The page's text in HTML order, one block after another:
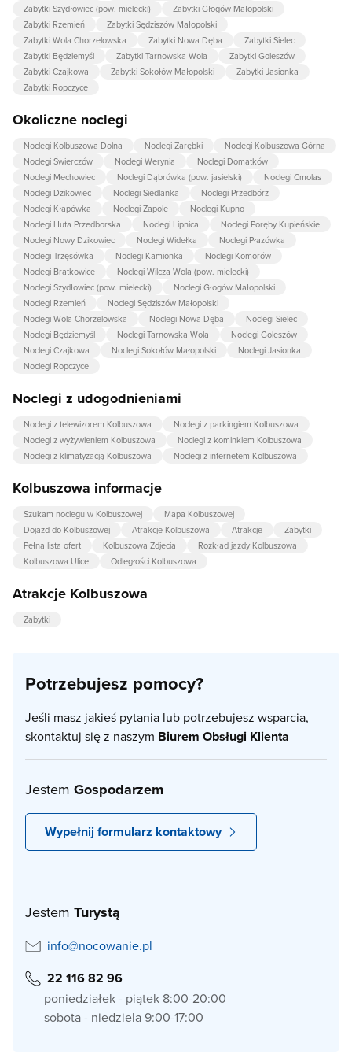
Zabytki Szydłowiec (pow. mielecki)
Zabytki Głogów Małopolski
Zabytki Rzemień
Zabytki Sędziszów Małopolski
Zabytki Wola Chorzelowska
Zabytki Nowa Dęba
Zabytki Sielec
Zabytki Będziemyśl
Zabytki Tarnowska Wola
Zabytki Goleszów
Zabytki Czajkowa
Zabytki Sokołów Małopolski
Zabytki Jasionka
Zabytki Ropczyce
Okoliczne noclegi
Noclegi Kolbuszowa Dolna Noclegi Zarębki
Noclegi Kolbuszowa Górna
Noclegi Świerczów
Noclegi Werynia
Noclegi Domatków
Noclegi Mechowiec
Noclegi Dąbrówka (pow. jasielski)
Noclegi Cmolas
Noclegi Dzikowiec
Noclegi Siedlanka
Noclegi Przedbórz
Noclegi Kłapówka
Noclegi Zapole
Noclegi Kupno
Noclegi Huta Przedborska
Noclegi Lipnica
Noclegi Poręby Kupieńskie
Noclegi Nowy Dzikowiec
Noclegi Widełka
Noclegi Płazówka
Noclegi Trzęsówka
Noclegi Kamionka
Noclegi Komorów
Noclegi Bratkowice
Noclegi Wilcza Wola (pow. mielecki)
Noclegi Szydłowiec (pow. mielecki)
Noclegi Głogów Małopolski
Noclegi Rzemień
Noclegi Sędziszów Małopolski
Noclegi Wola Chorzelowska
Noclegi Nowa Dęba
Noclegi Sielec
Noclegi Będziemyśl
Noclegi Tarnowska Wola
Noclegi Goleszów
Noclegi Czajkowa
Noclegi Sokołów Małopolski
Noclegi Jasionka
Noclegi Ropczyce
Noclegi z udogodnieniami
Noclegi z telewizorem Kolbuszowa
Noclegi z parkingiem Kolbuszowa
Noclegi z wyżywieniem Kolbuszowa
Noclegi z kominkiem Kolbuszowa
Noclegi z klimatyzacją Kolbuszowa
Noclegi z internetem Kolbuszowa
Kolbuszowa informacje
Szukam noclegu w Kolbuszowej
Mapa Kolbuszowej
Dojazd do Kolbuszowej
Atrakcje Kolbuszowa Atrakcje
Zabytki
Pełna lista ofert
Kolbuszowa Zdjecia
Rozkład jazdy Kolbuszowa
Kolbuszowa Ulice
Odległości Kolbuszowa
Atrakcje Kolbuszowa
Zabytki
Potrzebujesz pomocy?
Jeśli masz jakieś pytania lub potrzebujesz wsparcia,
skontaktuj się z naszym Biurem Obsługi Klienta
Jestem Gospodarzem
Wypełnij formularz kontaktowy
Jestem Turystą
info@nocowanie.pl
22 116 82 96
poniedziałek - piątek 8:00-20:00
sobota - niedziela 9:00-17:00